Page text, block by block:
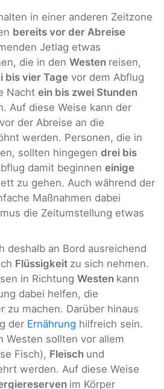
in einer anderen Zeitzone
bereits vor der Abreise
Jetlag etwas
die in den Westen reisen,
bis vier Tage vor dem Abflug
Nacht ein bis zwei Stunden
Auf diese Weise kann der
der Abreise an die
werden. Personen, die in
sollten hingegen drei bis
damit beginnen einige
zu gehen. Auch während der
Maßnahmen dabei
die Zeitumstellung etwas
deshalb an Bord ausreichend
Flüssigkeit zu sich nehmen.
in Richtung Westen kann
dabei helfen, die
zu machen. Darüber hinaus
der Ernährung hilfreich sein.
Westen sollten vor allem
Fisch), Fleisch und
werden. Auf diese Weise
im Körper